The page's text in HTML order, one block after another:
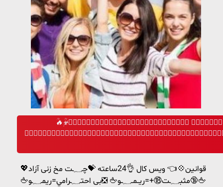
ؒ🔥☣ٖؒیَِٖٖٖؒؒؒکَِٖٖٖؒؒؒ بَِٖٖٖؒؒؒغَِٖٖٖؒؒؒلَِٖٖٖؒؒؒ
قوانین💠👈 ویس کال 👌24ساعته 💝چـ؁ـت مخ زنی آزاد💖
🖕🔞مثبـ؁ـت⑱+=ریــمــ؁ــو🖕 ❎بی احتـ؁ـرامي=ریمـ؁ـو🖕